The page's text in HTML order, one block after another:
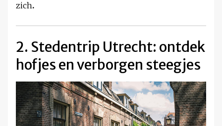
zich.
2. Stedentrip Utrecht: ontdek
hofjes en verborgen steegjes